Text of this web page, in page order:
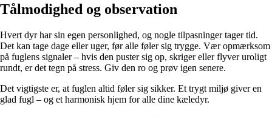
Tålmodighed og observation
Hvert dyr har sin egen personlighed, og nogle tilpasninger tager tid.
Det kan tage dage eller uger, før alle føler sig trygge. Vær opmærksom
på fuglens signaler – hvis den puster sig op, skriger eller flyver uroligt
rundt, er det tegn på stress. Giv den ro og prøv igen senere.
Det vigtigste er, at fuglen altid føler sig sikker. Et trygt miljø giver en
glad fugl – og et harmonisk hjem for alle dine kæledyr.